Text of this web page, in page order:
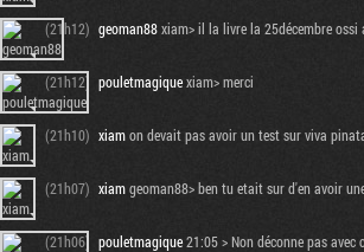
(21h12) geoman88xiam> il la livre la 25décembre ossi
(21h12) pouletmagiquexiam> merci
(21h10) xiamon devait pas avoir un test sur viva
(21h07) xiamgeoman88> ben tu etait sur d'en avoir
(21h06) pouletmagique21:05 > Non déconne pas